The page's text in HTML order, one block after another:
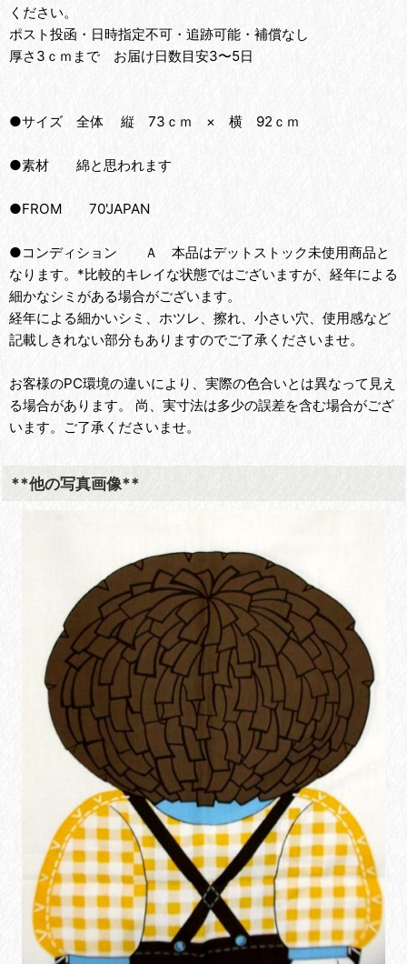
ください。
ポスト投函・日時指定不可・追跡可能・補償なし
厚さ3ｃｍまで お届け日数目安3〜5日
●サイズ 全体 縦 73ｃｍ × 横 92ｃｍ
●素材 綿と思われます
●FROM 70'JAPAN
●コンディション Ａ 本品はデットストック未使用商品と
なります。*比較的キレイな状態ではございますが、経年による
細かなシミがある場合がございます。
経年による細かいシミ、ホツレ、擦れ、小さい穴、使用感など
記載しきれない部分もありますのでご了承くださいませ。
お客様のPC環境の違いにより、実際の色合いとは異なって見え
る場合があります。 尚、実寸法は多少の誤差を含む場合がござ
います。ご了承くださいませ。
**他の写真画像**